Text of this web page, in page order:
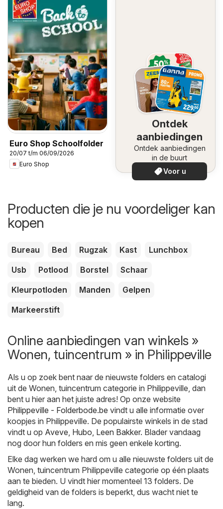
Euro Shop Schoolfolder
20/07 t/m 06/09/2026
Euro Shop
Ontdek
aanbiedingen
Ontdek aanbiedingen
in de buurt
Voor u
Producten die je nu voordeliger kan
kopen
Bureau Bed Rugzak Kast
Lunchbox
Usb
Potlood Borstel
Schaar
Kleurpotloden
Manden
Gelpen
Markeerstift
Online aanbiedingen van winkels »
Wonen, tuincentrum » in Philippeville
Als u op zoek bent naar de nieuwste folders en catalogi
uit de Wonen, tuincentrum categorie in Philippeville, dan
bent u hier aan het juiste adres! Op onze website
Philippeville - Folderbode.be vindt u alle informatie over
koopjes in Philippeville. De populairste winkels in de stad
vindt u op Aveve, Hubo, Leen Bakker. Blader vandaag
nog door hun folders en mis geen enkele korting.
Elke dag werken we hard om u alle nieuwste folders uit de
Wonen, tuincentrum Philippeville categorie op één plaats
aan te bieden. U vindt hier momenteel 13 folders. De
geldigheid van de folders is beperkt, dus wacht niet te
lang.